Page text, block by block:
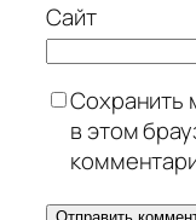
Сайт
Сохранить
в этом